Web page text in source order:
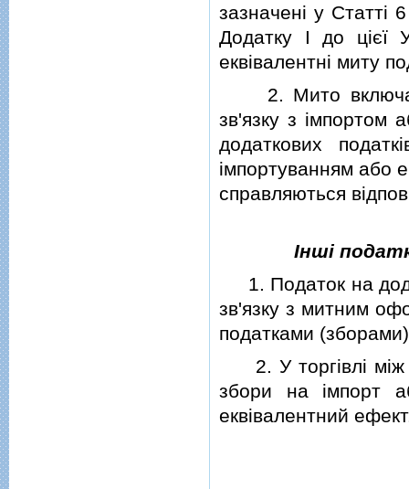
зазначенi у Статтi
Додатку I до цiєї
еквiвалентнi миту
2. Мито включає
зв'язку з iмпортом
додаткових
iмпортуванням або
справляються
Iншi
1. Податок на
зв'язку з митним
податками
2. У торгiвлi мiж
збори на iмпорт
еквiвалентний